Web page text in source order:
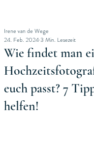
Wie findet man
euch passt? 7
helfen!
Irene van de Wege
24. Feb. 20243 Min. Lesezeit